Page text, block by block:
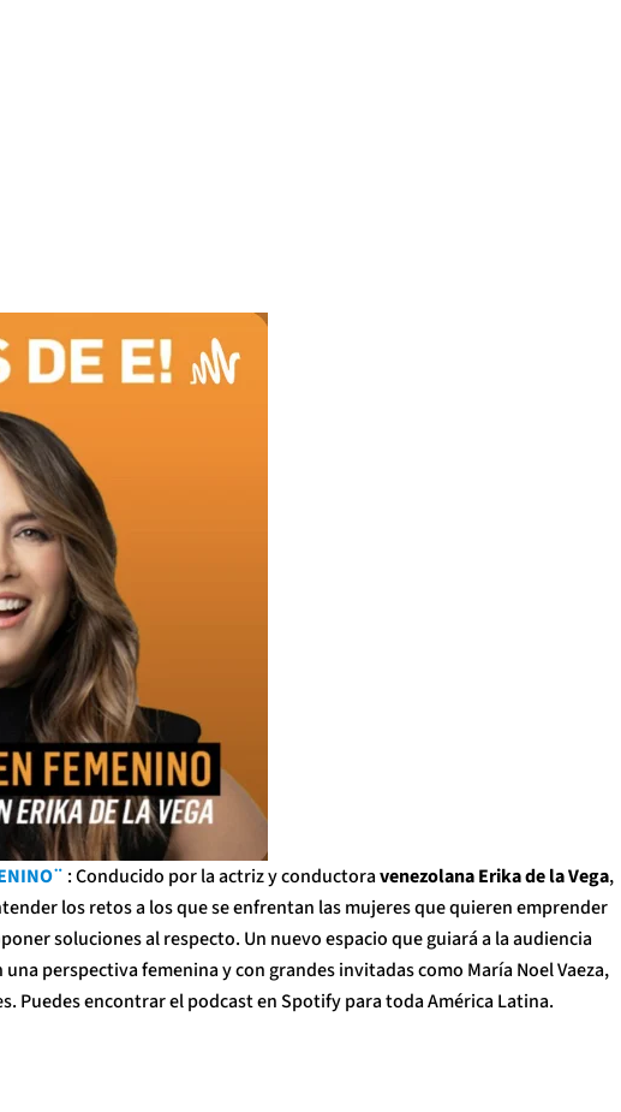
: Conducido por la actriz y conductoravenezolana Erika de la Vega,
los retos a los que se enfrentan las mujeres que quieren emprender
soluciones al respecto. Un nuevo espacio que guiará a la audiencia
perspectiva femenina y con grandes invitadas como María Noel Vaeza,
Puedes encontrar el podcast en Spotify para toda América Latina.